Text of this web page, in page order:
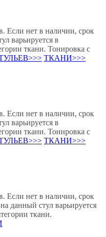
Если нет в наличии, срок
варьируется в
ткани. Тонировка с
ТКАНИ>>>
Если нет в наличии, срок
варьируется в
ткани. Тонировка с
ТКАНИ>>>
Если нет в наличии, срок
данный стул варьируется
ткани.